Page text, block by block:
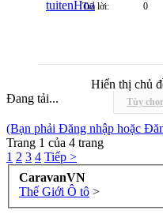
Trả lời:
0
Hiển thị chủ
Tùy
Đang tải...
(Bạn phải Đăng nhập hoặc
Trang 1 của 4 trang
1 2 3 4 Tiếp >
CaravanVN
Thế Giới Ô tô >